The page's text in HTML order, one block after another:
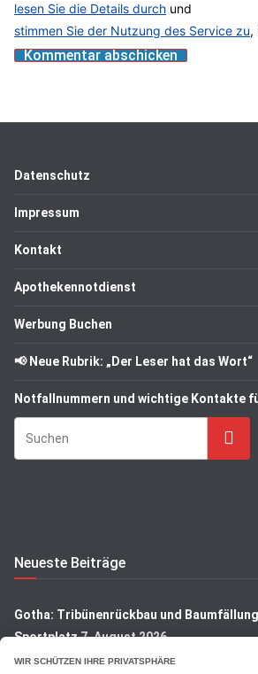
lesen Sie die Details durch und
stimmen Sie der Nutzung des Service zu,
Datenschutz
Impressum
Kontakt
Apothekennotdienst
Werbung Buchen
📢 Neue Rubrik: „Der Leser hat das Wort“
Notfallnummern und wichtige Kontakte
Suchen
Neueste Beiträge
Gotha: Tribünenrückbau und
Sportplatz7. August 2026